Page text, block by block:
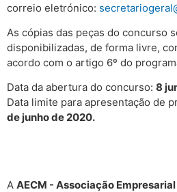
correio eletrónico:
As cópias das peças do concurso
disponibilizadas, de forma livre,
acordo com o artigo 6º do
Data da abertura do concurso: 8
Data limite para apresentação de
de junho de 2020.
A AECM - Associação